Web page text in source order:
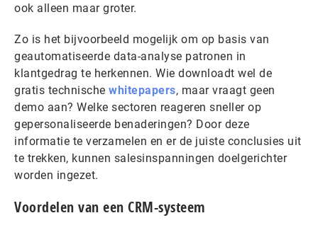
ook alleen maar groter.
Zo is het bijvoorbeeld mogelijk om op basis van
geautomatiseerde data-analyse patronen in
klantgedrag te herkennen. Wie downloadt wel de
gratis technische whitepapers, maar vraagt geen
demo aan? Welke sectoren reageren sneller op
gepersonaliseerde benaderingen? Door deze
informatie te verzamelen en er de juiste conclusies uit
te trekken, kunnen salesinspanningen doelgerichter
worden ingezet.
Voordelen van een CRM-systeem